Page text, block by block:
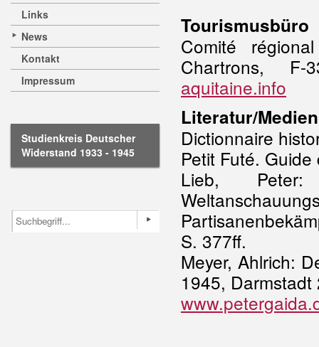
Links
News
Kontakt
Impressum
Studienkreis Deutscher
Widerstand 1933 - 1945
Tourismusbüro
Comité
Chartrons,
aquitaine.info
Literatur/Medien
Dictionnaire
Petit Futé.
Lieb,
S. 377ff.
Meyer, Ahlrich:
1945,